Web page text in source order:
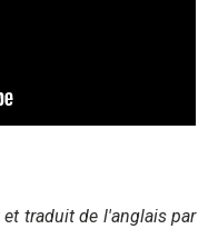
et traduit de l'anglais par